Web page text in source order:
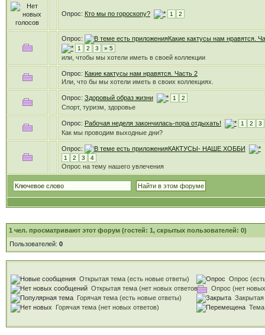
Опрос: Кто мы по гороскопу? 1 2
Опрос: Какие кактусы нам нравятся.
1 2 3 » 5
или, чтобы мы хотели иметь в своей коллекции
Опрос: Какие кактусы нам нравятся. Часть 2
Или, что бы мы хотели иметь в своих коллекциях.
Опрос: Здоровый образ жизни 1 2
Спорт, туризм, здоровье
Опрос: Рабочая неделя закончилась-пора отдыхать! 1 2 3
Как мы проводим выходные дни?
Опрос: КАКТУСЫ- НАШЕ ХОББИ
1 2 3 4
Опрос на тему нашего увлечения
1 чел. просматривают этот форум (гостей: 1, скрытых пользователей: 0)
Пользователей: 0
Открытая тема (есть новые ответы)
Открытая тема (нет новых ответов)
Горячая тема (есть новые ответы)
Горячая тема (нет новых ответов)
Опрос
Опрос (нет